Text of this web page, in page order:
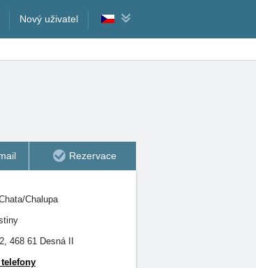
Nový uživatel
Rezervace
Chalupa
468 61 Desná II